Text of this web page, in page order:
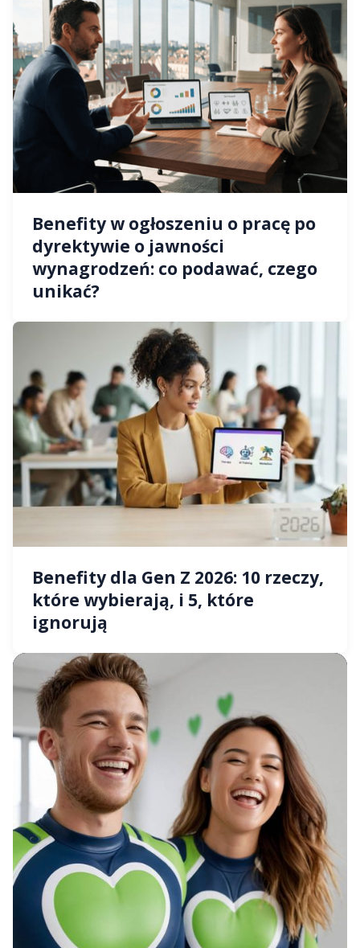
Benefity w ogłoszeniu o pracę po
dyrektywie o jawności
wynagrodzeń: co podawać, czego
unikać?
Benefity dla Gen Z 2026: 10 rzeczy,
które wybierają, i 5, które
ignorują